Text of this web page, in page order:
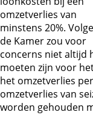
omzetverlies van
minstens 20%.
de Kamer zou voor
concerns niet altijd
moeten zijn voor
het omzetverlies
omzetverlies van
worden gehouden